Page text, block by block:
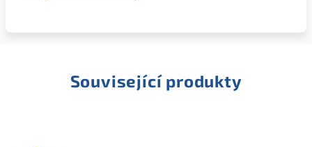
Související produkty